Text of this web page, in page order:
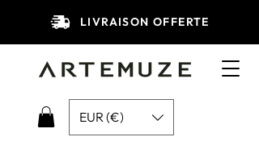
LIVRAISON OFFERTE
EUR (€)